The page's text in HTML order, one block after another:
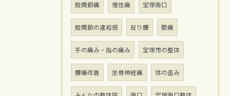
股関節痛 慢性痛 宝塚南口
股関節の違和感 反り腰 膝痛
手の痛み・指の痛み 宝塚市の整体
腰痛改善 坐骨神経痛 体の歪み